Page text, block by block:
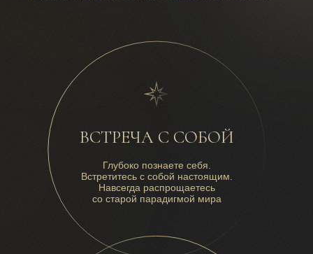
Глубоко познаете себя.
Встретитесь с собой настоящим.
Навсегда распрощаетесь
со старой парадигмой мира
ВСТРЕЧА С СОБОЙ